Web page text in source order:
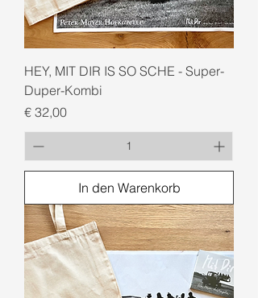
HEY, MIT DIR IS SO SCHE - Super-
Duper-Kombi
Preis
€ 32,00
In den Warenkorb